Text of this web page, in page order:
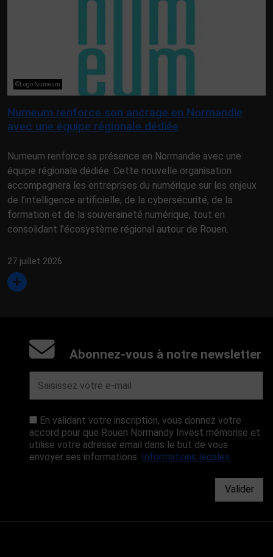
©Logo Numeum
Numeum renforce son ancrage en Normandie
avec une équipe régionale dédiée
Numeum renforce sa présence en Normandie avec une
équipe régionale dédiée. Cette nouvelle organisation
accompagnera les entreprises du numérique sur les enjeux
de l’intelligence artificielle, de la cybersécurité, de la
formation et de la souveraineté numérique, tout en
consolidant l’écosystème régional autour de Rouen.
27 juillet 2026
Abonnez-vous à notre newsletter
En validant votre inscription, vous donnez votre
accord pour que Rouen Normandy Invest mémorise et
utilise votre adresse email dans le but de vous
envoyer ses informations. Informations légales
Valider